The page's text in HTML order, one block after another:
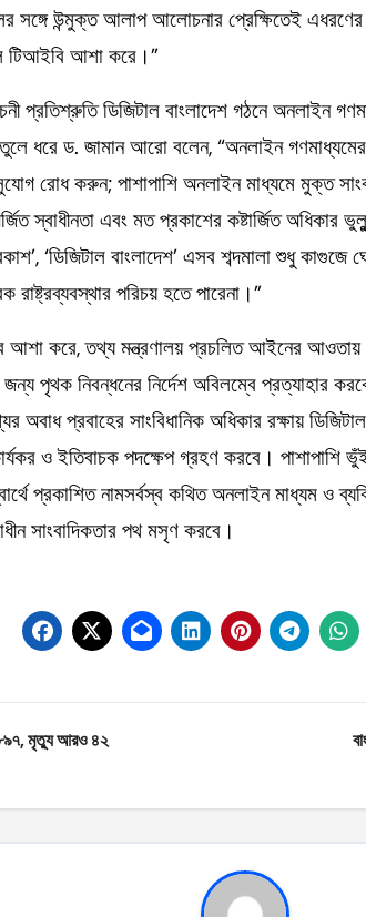
সঙ্গে উন্মুক্ত আলাপ আলোচনার প্রেক্ষিতেই
টিআইবি আশা করে।”
প্রতিশ্রুতি ডিজিটাল বাংলাদেশ গঠনে অনলাইন
ধরে ড. জামান আরো বলেন, “অনলাইন গণমাধ্যমের
রোধ করুন; পাশাপাশি অনলাইন মাধ্যমে মুক্ত
স্বাধীনতা এবং মত প্রকাশের কষ্টার্জিত অধিকার
‘ডিজিটাল বাংলাদেশ’ এসব শব্দমালা শুধু কাগুজে
রাষ্ট্রব্যবস্থার পরিচয় হতে পারেনা।”
করে, তথ্য মন্ত্রণালয় প্রচলিত আইনের আওতায়
পৃথক নিবন্ধনের নির্দেশ অবিলম্বে প্রত্যাহার
অবাধ প্রবাহের সাংবিধানিক অধিকার রক্ষায়
ও ইতিবাচক পদক্ষেপ গ্রহণ করবে। পাশাপাশি
প্রকাশিত নামসর্বস্ব কথিত অনলাইন মাধ্যম ও
সাংবাদিকতার পথ মসৃণ করবে।
মৃত্যু আরও ৪২